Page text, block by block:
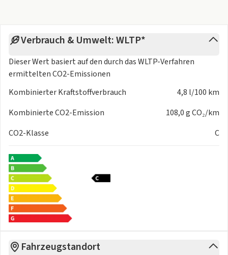
Verbrauch & Umwelt: WLTP*
Dieser Wert basiert auf den durch dasWLTP-Verfahren
ermittelten CO2-Emissionen
Kombinierter Kraftstoffverbrauch
4,8 l/100 km
Kombinierte CO2-Emission
108,0 g CO₂/km
CO2-Klasse
C
Fahrzeugstandort